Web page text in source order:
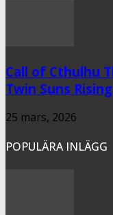
Call of Cthulhu
Twin Suns Rising
25 mars, 2026
POPULÄRA INLÄGG